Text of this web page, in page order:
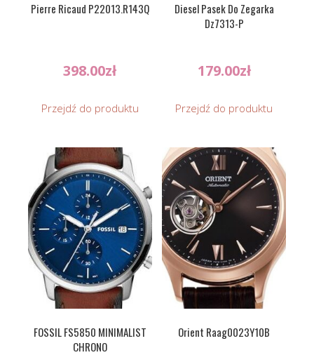
Pierre Ricaud P22013.R143Q
398.00zł
Przejdź do produktu
Diesel Pasek Do Zegarka
Dz7313-P
179.00zł
Przejdź do produktu
FOSSIL FS5850 MINIMALIST
CHRONO
Orient Raag0023Y10B